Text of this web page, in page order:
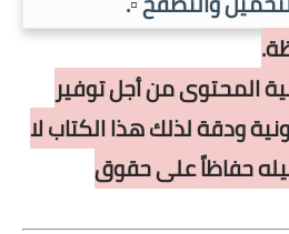
المحتوى من أجل توفير
ودقة لذلك هذا الكتاب لا
حفاظاً على حقوق